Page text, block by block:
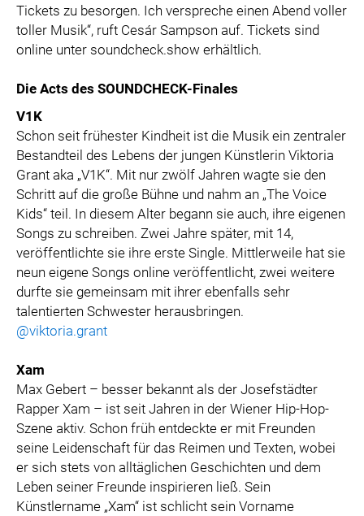
Tickets zu besorgen. Ich verspreche einen Abend voller
toller Musik“, ruft Cesár Sampson auf. Tickets sind
online unter soundcheck.show erhältlich.
Die Acts des SOUNDCHECK-Finales
V1K
Schon seit frühester Kindheit ist die Musik ein zentraler
Bestandteil des Lebens der jungen Künstlerin Viktoria
Grant aka „V1K“. Mit nur zwölf Jahren wagte sie den
Schritt auf die große Bühne und nahm an „The Voice
Kids“ teil. In diesem Alter begann sie auch, ihre eigenen
Songs zu schreiben. Zwei Jahre später, mit 14,
veröffentlichte sie ihre erste Single. Mittlerweile hat sie
neun eigene Songs online veröffentlicht, zwei weitere
durfte sie gemeinsam mit ihrer ebenfalls sehr
talentierten Schwester herausbringen.
@viktoria.grant
Xam
Max Gebert – besser bekannt als der Josefstädter
Rapper Xam – ist seit Jahren in der Wiener Hip-Hop-
Szene aktiv. Schon früh entdeckte er mit Freunden
seine Leidenschaft für das Reimen und Texten, wobei
er sich stets von alltäglichen Geschichten und dem
Leben seiner Freunde inspirieren ließ. Sein
Künstlername „Xam“ ist schlicht sein Vorname